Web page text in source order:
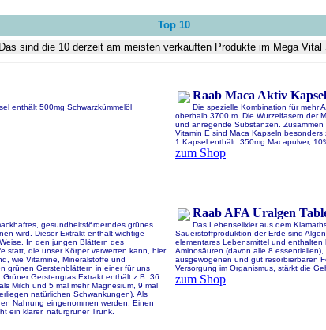
Top 10
Das sind die 10 derzeit am meisten verkauften Produkte im Mega Vital
enthält 500mg Schwarzkümmelöl
Raab Maca Aktiv
Die spezielle Kombination für mehr
oberhalb 3700 m. Die Wurzelfasern der
und anregende Substanzen.
Vitamin E sind Maca Kapseln
1 Kapsel enthält: 350mg Macapulver,
zum Shop
gesundheitsförderndes grünes
wird. Dieser Extrakt enthält wichtige
In den jungen Blättern des
statt, die unser Körper verwerten kann, hier
wie Vitamine, Mineralstoffe und
grünen Gerstenblättern in einer für uns
Gerstengras Extrakt enthält z.B. 36
Milch und 5 mal mehr Magnesium, 9 mal
natürlichen Schwankungen). Als
Nahrung eingenommen werden. Einen
ein klarer, naturgrüner Trunk.
Raab AFA Uralgen
Das Lebenselixier aus dem
Sauerstoffproduktion der Erde sind
elementares Lebensmittel und enthalten
Aminosäuren (davon alle 8
ausgewogenen und gut resorbierbaren
Versorgung im Organismus, stärkt die
zum Shop